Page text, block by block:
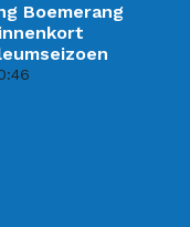
Boemerang